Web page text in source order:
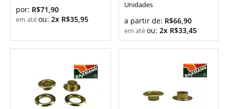
por: R$71,90
ou: 2x R$35,95
Unidades
a partir de: R$66,90
ou: 2x R$33,45